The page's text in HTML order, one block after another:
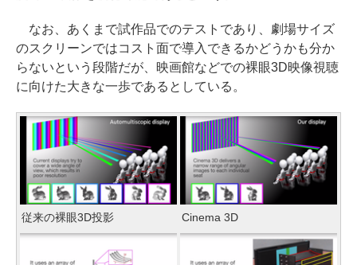
なお、あくまで試作品でのテストであり、劇場サイズ
のスクリーンではコスト面で導入できるかどうかも分か
らないという段階だが、映画館などでの裸眼3D映像視聴
に向けた大きな一歩であるとしている。
従来の裸眼3D投影 Cinema 3D